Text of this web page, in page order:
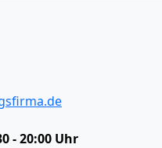
- 20:00 Uhr